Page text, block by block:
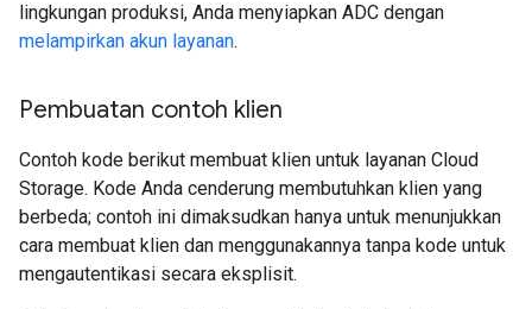
lingkungan produksi, Anda menyiapkan ADC dengan
melampirkan akun layanan.
Pembuatan contoh klien
Contoh kode berikut membuat klien untuk layanan Cloud
Storage. Kode Anda cenderung membutuhkan klien yang
berbeda; contoh ini dimaksudkan hanya untuk menunjukkan
cara membuat klien dan menggunakannya tanpa kode untuk
mengautentikasi secara eksplisit.